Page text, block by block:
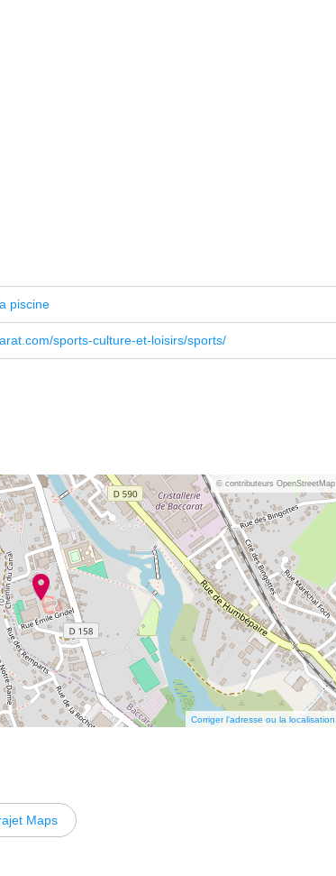
piscine
sports-culture-et-loisirs/sports/
© contributeurs OpenStreetMap
Corriger l’adresse ou la localisation
Maps